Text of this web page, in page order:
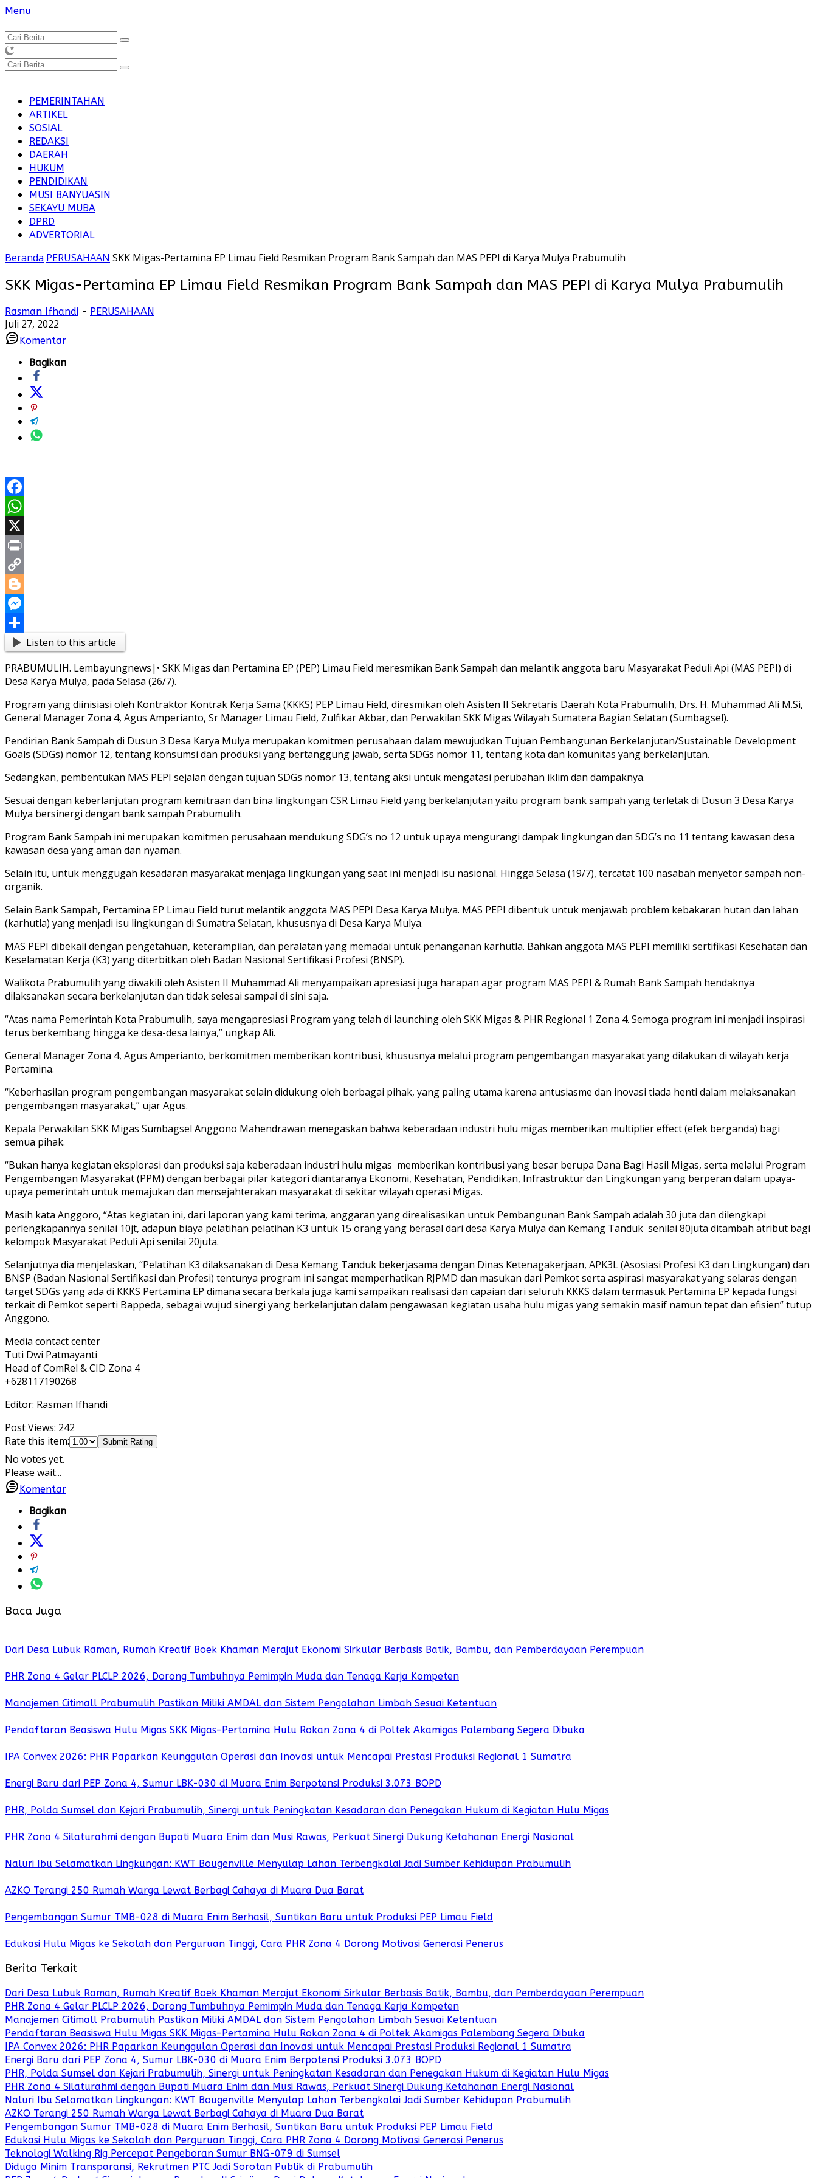
Langsung
konten
Menu
PEMERINTAHAN
ARTIKEL
SOSIAL
REDAKSI
DAERAH
HUKUM
PENDIDIKAN
MUSI BANYUASIN
SEKAYU MUBA
DPRD
ADVERTORIAL
Beranda PERUSAHAAN SKK Migas-Pertamina EP Limau Field Resmikan Program Bank Sampah dan MAS PEPI di Karya Mulya Prabumulih
SKK Migas-Pertamina EP Limau Field Resmikan Program Bank Sampah dan MAS PEPI di Karya Mulya Prabumulih
Rasman Ifhandi - PERUSAHAAN
Juli 27, 2022
Komentar
Bagikan
Facebook
WhatsApp
X
Print
Copy
Link
Blogger
Messenger
ShareListen to this article
PRABUMULIH. Lembayungnews|• SKK Migas dan Pertamina EP (PEP) Limau Field meresmikan Bank Sampah dan melantik anggota baru Masyarakat Peduli Api (MAS PEPI) di
Desa Karya Mulya, pada Selasa (26/7).
Program yang diinisiasi oleh Kontraktor Kontrak Kerja Sama (KKKS) PEP Limau Field, diresmikan oleh Asisten II Sekretaris Daerah Kota Prabumulih, Drs. H. Muhammad Ali M.Si,
General Manager Zona 4, Agus Amperianto, Sr Manager Limau Field, Zulfikar Akbar, dan Perwakilan SKK Migas Wilayah Sumatera Bagian Selatan (Sumbagsel).
Pendirian Bank Sampah di Dusun 3 Desa Karya Mulya merupakan komitmen perusahaan dalam mewujudkan Tujuan Pembangunan Berkelanjutan/Sustainable Development
Goals (SDGs) nomor 12, tentang konsumsi dan produksi yang bertanggung jawab, serta SDGs nomor 11, tentang kota dan komunitas yang berkelanjutan.
Sedangkan, pembentukan MAS PEPI sejalan dengan tujuan SDGs nomor 13, tentang aksi untuk mengatasi perubahan iklim dan dampaknya.
Sesuai dengan keberlanjutan program kemitraan dan bina lingkungan CSR Limau Field yang berkelanjutan yaitu program bank sampah yang terletak di Dusun 3 Desa Karya
Mulya bersinergi dengan bank sampah Prabumulih.
Program Bank Sampah ini merupakan komitmen perusahaan mendukung SDG’s no 12 untuk upaya mengurangi dampak lingkungan dan SDG’s no 11 tentang kawasan desa
kawasan desa yang aman dan nyaman.
Selain itu, untuk menggugah kesadaran masyarakat menjaga lingkungan yang saat ini menjadi isu nasional. Hingga Selasa (19/7), tercatat 100 nasabah menyetor sampah non-
organik.
Selain Bank Sampah, Pertamina EP Limau Field turut melantik anggota MAS PEPI Desa Karya Mulya. MAS PEPI dibentuk untuk menjawab problem kebakaran hutan dan lahan
(karhutla) yang menjadi isu lingkungan di Sumatra Selatan, khususnya di Desa Karya Mulya.
MAS PEPI dibekali dengan pengetahuan, keterampilan, dan peralatan yang memadai untuk penanganan karhutla. Bahkan anggota MAS PEPI memiliki sertifikasi Kesehatan dan
Keselamatan Kerja (K3) yang diterbitkan oleh Badan Nasional Sertifikasi Profesi (BNSP).
Walikota Prabumulih yang diwakili oleh Asisten II Muhammad Ali menyampaikan apresiasi juga harapan agar program MAS PEPI & Rumah Bank Sampah hendaknya
dilaksanakan secara berkelanjutan dan tidak selesai sampai di sini saja.
“Atas nama Pemerintah Kota Prabumulih, saya mengapresiasi Program yang telah di launching oleh SKK Migas & PHR Regional 1 Zona 4. Semoga program ini menjadi inspirasi
terus berkembang hingga ke desa-desa lainya,” ungkap Ali.
General Manager Zona 4, Agus Amperianto, berkomitmen memberikan kontribusi, khususnya melalui program pengembangan masyarakat yang dilakukan di wilayah kerja
Pertamina.
“Keberhasilan program pengembangan masyarakat selain didukung oleh berbagai pihak, yang paling utama karena antusiasme dan inovasi tiada henti dalam melaksanakan
pengembangan masyarakat,” ujar Agus.
Kepala Perwakilan SKK Migas Sumbagsel Anggono Mahendrawan menegaskan bahwa keberadaan industri hulu migas memberikan multiplier effect (efek berganda) bagi
semua pihak.
“Bukan hanya kegiatan eksplorasi dan produksi saja keberadaan industri hulu migas memberikan kontribusi yang besar berupa Dana Bagi Hasil Migas, serta melalui Program
Pengembangan Masyarakat (PPM) dengan berbagai pilar kategori diantaranya Ekonomi, Kesehatan, Pendidikan, Infrastruktur dan Lingkungan yang berperan dalam upaya-
upaya pemerintah untuk memajukan dan mensejahterakan masyarakat di sekitar wilayah operasi Migas.
Masih kata Anggoro, “Atas kegiatan ini, dari laporan yang kami terima, anggaran yang direalisasikan untuk Pembangunan Bank Sampah adalah 30 juta dan dilengkapi
perlengkapannya senilai 10jt, adapun biaya pelatihan pelatihan K3 untuk 15 orang yang berasal dari desa Karya Mulya dan Kemang Tanduk senilai 80juta ditambah atribut bagi
kelompok Masyarakat Peduli Api senilai 20juta.
Selanjutnya dia menjelaskan, “Pelatihan K3 dilaksanakan di Desa Kemang Tanduk bekerjasama dengan Dinas Ketenagakerjaan, APK3L (Asosiasi Profesi K3 dan Lingkungan) dan
BNSP (Badan Nasional Sertifikasi dan Profesi) tentunya program ini sangat memperhatikan RJPMD dan masukan dari Pemkot serta aspirasi masyarakat yang selaras dengan
target SDGs yang ada di KKKS Pertamina EP dimana secara berkala juga kami sampaikan realisasi dan capaian dari seluruh KKKS dalam termasuk Pertamina EP kepada fungsi
terkait di Pemkot seperti Bappeda, sebagai wujud sinergi yang berkelanjutan dalam pengawasan kegiatan usaha hulu migas yang semakin masif namun tepat dan efisien” tutup
Anggono.
Media contact center
Tuti Dwi Patmayanti
Head of ComRel & CID Zona 4
+628117190268
Editor: Rasman Ifhandi
Post Views: 242
Rate this item:
Submit Rating
No votes yet.
Please wait...
Komentar
Bagikan
Baca Juga
Dari Desa Lubuk Raman, Rumah Kreatif Boek Khaman Merajut Ekonomi Sirkular Berbasis Batik, Bambu, dan Pemberdayaan Perempuan
PHR Zona 4 Gelar PLCLP 2026, Dorong Tumbuhnya Pemimpin Muda dan Tenaga Kerja Kompeten
Manajemen Citimall Prabumulih Pastikan Miliki AMDAL dan Sistem Pengolahan Limbah Sesuai Ketentuan
Pendaftaran Beasiswa Hulu Migas SKK Migas–Pertamina Hulu Rokan Zona 4 di Poltek Akamigas Palembang Segera Dibuka
IPA Convex 2026: PHR Paparkan Keunggulan Operasi dan Inovasi untuk Mencapai Prestasi Produksi Regional 1 Sumatra
Energi Baru dari PEP Zona 4, Sumur LBK-030 di Muara Enim Berpotensi Produksi 3.073 BOPD
PHR, Polda Sumsel dan Kejari Prabumulih, Sinergi untuk Peningkatan Kesadaran dan Penegakan Hukum di Kegiatan Hulu Migas
PHR Zona 4 Silaturahmi dengan Bupati Muara Enim dan Musi Rawas, Perkuat Sinergi Dukung Ketahanan Energi Nasional
Naluri Ibu Selamatkan Lingkungan: KWT Bougenville Menyulap Lahan Terbengkalai Jadi Sumber Kehidupan Prabumulih
AZKO Terangi 250 Rumah Warga Lewat Berbagi Cahaya di Muara Dua Barat
Pengembangan Sumur TMB-028 di Muara Enim Berhasil, Suntikan Baru untuk Produksi PEP Limau Field
Edukasi Hulu Migas ke Sekolah dan Perguruan Tinggi, Cara PHR Zona 4 Dorong Motivasi Generasi Penerus
Berita Terkait
Dari Desa Lubuk Raman, Rumah Kreatif Boek Khaman Merajut Ekonomi Sirkular Berbasis Batik, Bambu, dan Pemberdayaan Perempuan
PHR Zona 4 Gelar PLCLP 2026, Dorong Tumbuhnya Pemimpin Muda dan Tenaga Kerja Kompeten
Manajemen Citimall Prabumulih Pastikan Miliki AMDAL dan Sistem Pengolahan Limbah Sesuai Ketentuan
Pendaftaran Beasiswa Hulu Migas SKK Migas–Pertamina Hulu Rokan Zona 4 di Poltek Akamigas Palembang Segera Dibuka
IPA Convex 2026: PHR Paparkan Keunggulan Operasi dan Inovasi untuk Mencapai Prestasi Produksi Regional 1 Sumatra
Energi Baru dari PEP Zona 4, Sumur LBK-030 di Muara Enim Berpotensi Produksi 3.073 BOPD
PHR, Polda Sumsel dan Kejari Prabumulih, Sinergi untuk Peningkatan Kesadaran dan Penegakan Hukum di Kegiatan Hulu Migas
PHR Zona 4 Silaturahmi dengan Bupati Muara Enim dan Musi Rawas, Perkuat Sinergi Dukung Ketahanan Energi Nasional
Naluri Ibu Selamatkan Lingkungan: KWT Bougenville Menyulap Lahan Terbengkalai Jadi Sumber Kehidupan Prabumulih
AZKO Terangi 250 Rumah Warga Lewat Berbagi Cahaya di Muara Dua Barat
Pengembangan Sumur TMB-028 di Muara Enim Berhasil, Suntikan Baru untuk Produksi PEP Limau Field
Edukasi Hulu Migas ke Sekolah dan Perguruan Tinggi, Cara PHR Zona 4 Dorong Motivasi Generasi Penerus
Teknologi Walking Rig Percepat Pengeboran Sumur BNG-079 di Sumsel
Diduga Minim Transparansi, Rekrutmen PTC Jadi Sorotan Publik di Prabumulih